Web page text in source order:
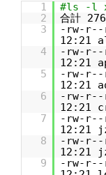
1
#ls -l
2
合計 276
3
-rw-r--
12:21
4
-rw-
12:21
5
-rw-
12:21
6
-rw-r--
12:21
7
-rw-
12:21
8
-rw-
12:21
9
-rw-r--